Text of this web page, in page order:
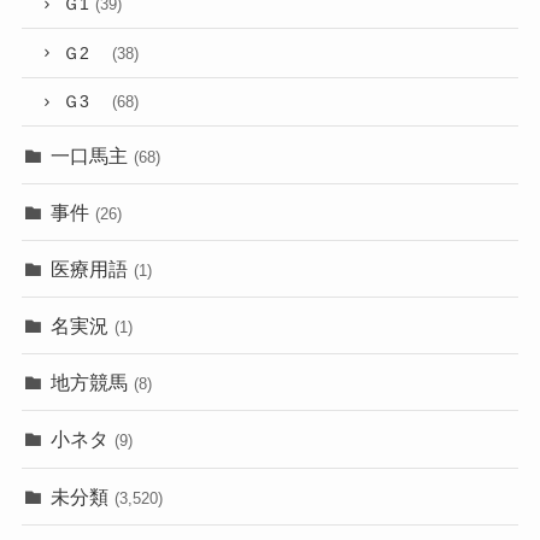
Ｇ1 (39)
Ｇ2 (38)
Ｇ3 (68)
一口馬主 (68)
事件 (26)
医療用語 (1)
名実況 (1)
地方競馬 (8)
小ネタ (9)
未分類 (3,520)